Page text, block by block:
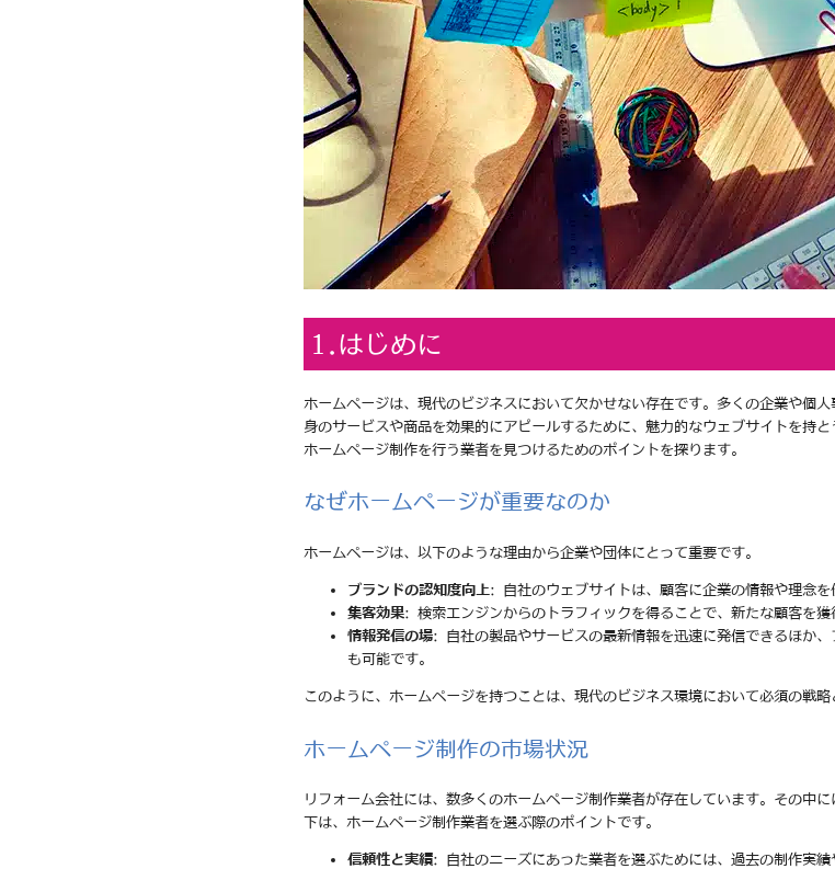
1.はじめに
ホームページは、現代のビジネスにおいて欠かせない存在です。多くの企業や個
身のサービスや商品を効果的にアピールするために、魅力的なウェブサイトを持
ホームページ制作を行う業者を見つけるためのポイントを探ります。
なぜホームページが重要なのか
ホームページは、以下のような理由から企業や団体にとって重要です。
ブランドの認知度向上: 自社のウェブサイトは、顧客に企業の情報や理念を
集客効果: 検索エンジンからのトラフィックを得ることで、新たな顧客を獲
情報発信の場: 自社の製品やサービスの最新情報を迅速に発信できるほか
も可能です。
このように、ホームページを持つことは、現代のビジネス環境において必須の戦略
ホームページ制作の市場状況
リフォーム会社には、数多くのホームページ制作業者が存在しています。その中
下は、ホームページ制作業者を選ぶ際のポイントです。
信頼性と実績: 自社のニーズにあった業者を選ぶためには、過去の制作実績